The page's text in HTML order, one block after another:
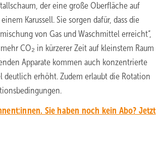
der eine große Oberfläche auf
Karussell. Sie sorgen dafür, dass die
von Gas und Waschmittel erreicht“,
CO₂ in kürzerer Zeit auf kleinstem Raum
Apparate kommen auch konzentrierte
deutlich erhöht. Zudem erlaubt die Rotation
Sie haben noch kein Abo? Jetzt